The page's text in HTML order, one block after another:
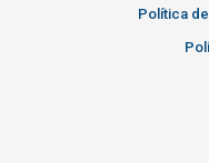
Política